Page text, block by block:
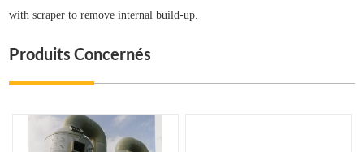
with scraper to remove internal build-up.
Produits Concernés